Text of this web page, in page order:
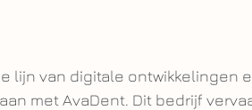
lijn van digitale ontwikkelingen
met AvaDent. Dit bedrijf